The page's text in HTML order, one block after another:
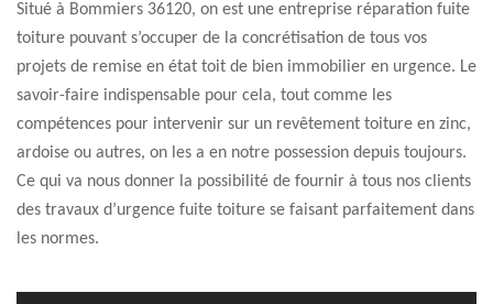
Situé à Bommiers 36120, on est une entreprise réparation fuite
toiture pouvant s’occuper de la concrétisation de tous vos
projets de remise en état toit de bien immobilier en urgence. Le
savoir-faire indispensable pour cela, tout comme les
compétences pour intervenir sur un revêtement toiture en zinc,
ardoise ou autres, on les a en notre possession depuis toujours.
Ce qui va nous donner la possibilité de fournir à tous nos clients
des travaux d’urgence fuite toiture se faisant parfaitement dans
les normes.